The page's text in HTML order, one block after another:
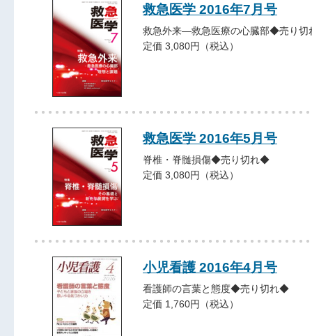
救急医学 2016年7月号
救急外来―救急医療の心臓部◆売り
定価 3,080円（税込）
救急医学 2016年5月号
脊椎・脊髄損傷◆売り切れ◆
定価 3,080円（税込）
小児看護 2016年4月号
看護師の言葉と態度◆売り切れ◆
定価 1,760円（税込）